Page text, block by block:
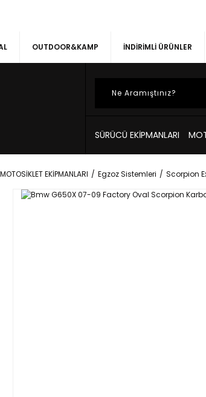
OUTDOOR&KAMP İNDİRİMLİ ÜRÜNLER
SÜRÜCÜ EKİPMANLARI
MOTOSİKLET EKİPMANLARI Egzoz Sistemleri Scorpion